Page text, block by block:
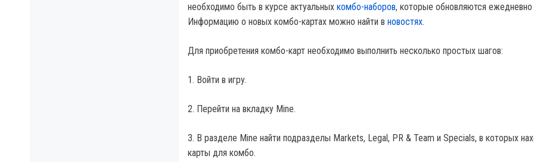
необходимо быть в курсе актуальных комбо-наборов, которые обновляются ежедневно
Информацию о новых комбо-картах можно найти в новостях.
Для приобретения комбо-карт необходимо выполнить несколько простых шагов:
1. Войти в игру.
2. Перейти на вкладку Mine.
3. В разделе Mine найти подразделы Markets, Legal, PR & Team и Specials, в которых
карты для комбо.